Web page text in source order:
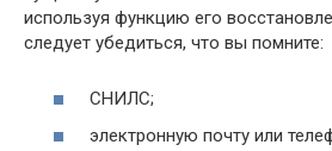
используя функцию его
следует убедиться, что вы помните:
СНИЛС;
электронную почту или